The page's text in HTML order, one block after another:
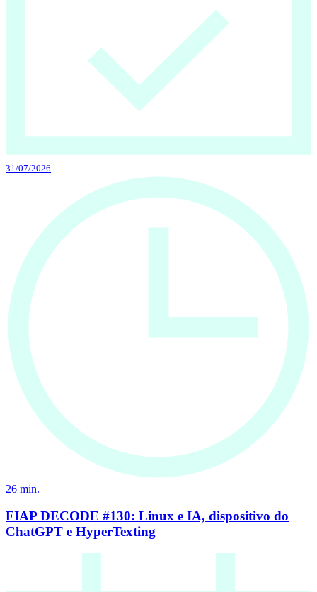
31/07/2026
26 min.
FIAP DECODE #130: Linux e IA, dispositivo do
ChatGPT e HyperTexting